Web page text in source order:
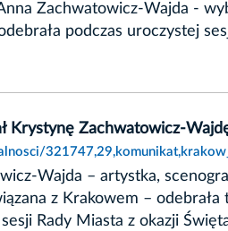
Zachwatowicz-Wajda -
podczas uroczystej
Krystynę Zachwatowicz-
Wajda – artystka,
z Krakowem –
Rady Miasta z okazji